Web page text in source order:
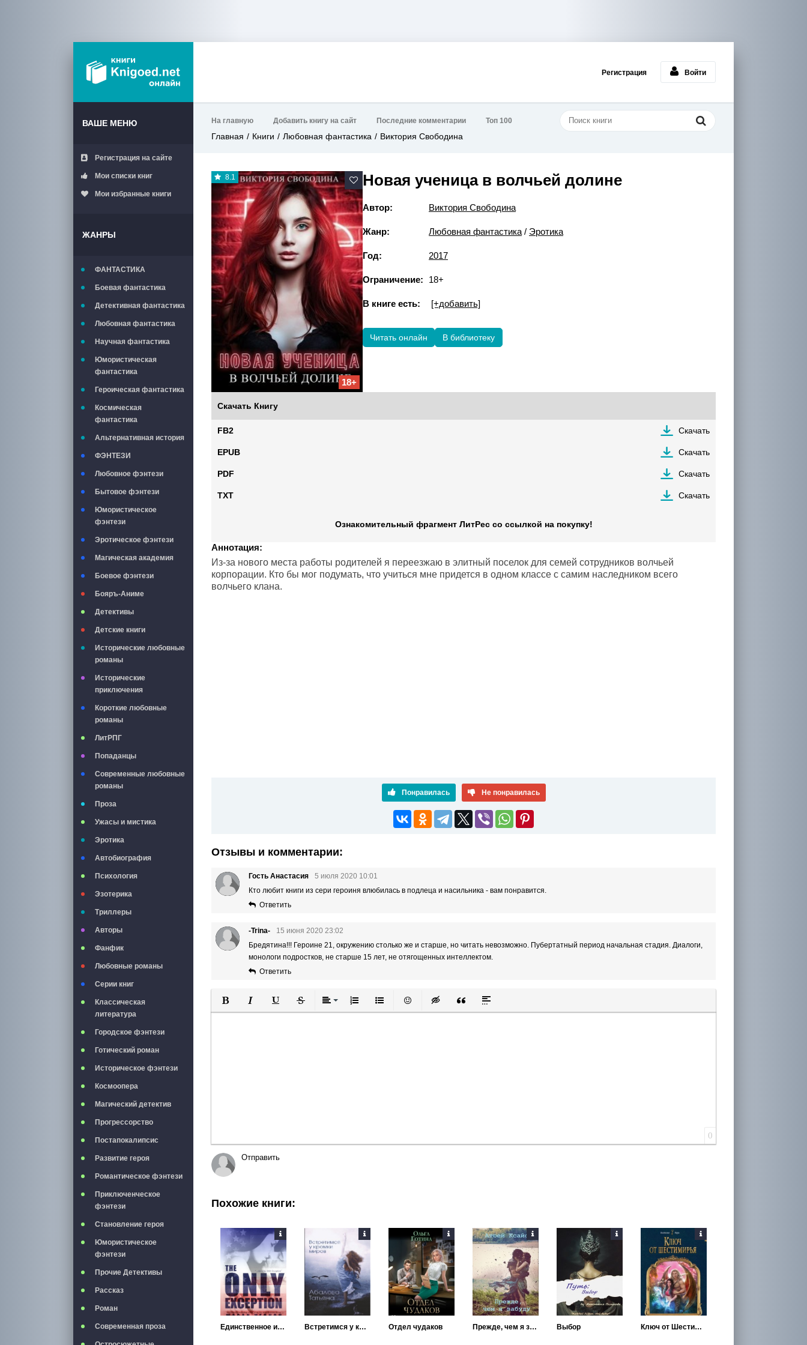
Регистрация Войти
ВАШЕ МЕНЮ
Регистрация на сайте
Мои списки книг
Мои избранные книги
ЖАНРЫ
ФАНТАСТИКА
Боевая фантастика
Детективная фантастика
Любовная фантастика
Научная фантастика
Юмористическая
фантастика
Героическая фантастика
Космическая
фантастика
Альтернативная история
ФЭНТЕЗИ
Любовное фэнтези
Бытовое фэнтези
Юмористическое
фэнтези
Эротическое фэнтези
Магическая академия
Боевое фэнтези
Бояръ-Аниме
Детективы
Детские книги
Исторические любовные
романы
Исторические
приключения
Короткие любовные
романы
ЛитРПГ
Попаданцы
Современные любовные
романы
Проза
Ужасы и мистика
Эротика
Автобиография
Психология
Эзотерика
Триллеры
Авторы
Фанфик
Любовные романы
Серии книг
Классическая
литература
Городское фэнтези
Готический роман
Историческое фэнтези
Космоопера
Магический детектив
Прогрессорство
Постапокалипсис
Развитие героя
Романтическое фэнтези
Приключенческое
фэнтези
Становление героя
Юмористическое
фэнтези
Прочие Детективы
Рассказ
Роман
Современная проза
На главную Добавить книгу на сайт Последние комментарии Топ 100
Главная Книги Любовная фантастика Виктория Свободина
8.1
18+
Новая ученица в волчьей долине
Автор: Виктория Свободина
Жанр: Любовная фантастика / Эротика
Год: 2017
Ограничение: 18+
В книге есть: [+добавить]
Читать онлайн В библиотеку
Скачать Книгу
FB2 Скачать
EPUB Скачать
PDF Скачать
TXT Скачать
Ознакомительный фрагмент ЛитРес со ссылкой на покупку!
Аннотация:
Из-за нового места работы родителей я переезжаю в элитный поселок для семей сотрудников волчьей
корпорации. Кто бы мог подумать, что учиться мне придется в одном классе с самим наследником всего
волчьего клана.
Понравилась Не понравилась
Отзывы и комментарии:
Гость Анастасия
5 июля 2020 10:01
Кто любит книги из сери героиня влюбилась в подлеца и насильника - вам понравится.
Ответить
-Trina-
15 июня 2020 23:02
Бредятина!!! Героине 21, окружению столько же и старше, но читать невозможно. Пубертатный период начальная стадия. Диалоги,
монологи подростков, не старше 15 лет, не отягощенных интеллектом.
Ответить
Полужирный
КурсивПодчеркнутый
ЗачеркнутыйВыравнивание
Нумерованный список
Маркированный список
Вставить смайлик
Вставка скрытого текста
Вставка цитаты
Вставка спойлера
0
Отправить
Похожие книги:
Единственное исключение Встретимся у кромки миров Отдел чудаков Прежде, чем я забуду Выбор Ключ от Шестимирья